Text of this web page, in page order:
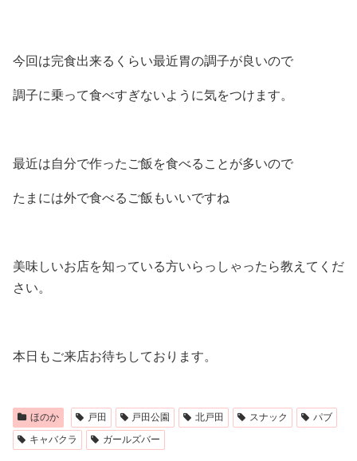
今回は完食出来るくらい最近胃の調子が良いので
調子に乗って食べすぎないように気をつけます。
最近は自分で作ったご飯を食べることが多いので
たまには外で食べるご飯もいいですね
美味しいお店を知っている方いらっしゃったら教えてくだ
さい。
本日もご来店お待ちしております。
ほのか 戸田 戸田公園 北戸田 スナック
パブ
キャバクラ
ガールズバー